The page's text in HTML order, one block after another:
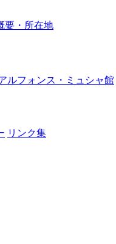
要・所在地
ルフォンス・ミュシャ館
リンク集